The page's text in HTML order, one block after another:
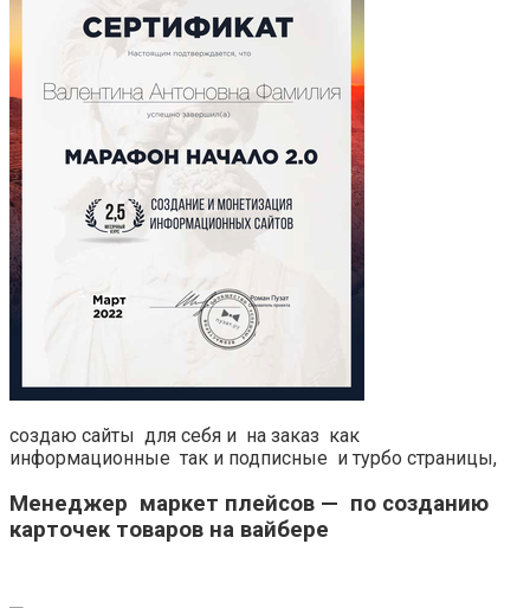
создаю сайты для себя и на заказ как
информационные так и подписные и турбо страницы,
Менеджер маркет плейсов — по созданию
карточек товаров на вайбере